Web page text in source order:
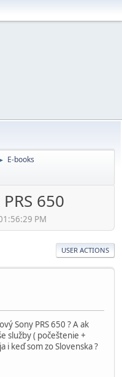
► E-books
650
PM
USER ACTIONS
Sony PRS 650 ? A ak
služby ( počeštenie +
i keď som zo Slovenska ?